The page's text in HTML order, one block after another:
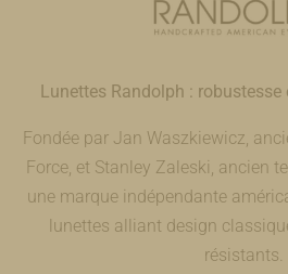
Lunettes Randolph : robustesse
Fondée par Jan Waszkiewicz,
Force, et Stanley Zaleski, ancien
une marque indépendante
lunettes alliant design
résistants.